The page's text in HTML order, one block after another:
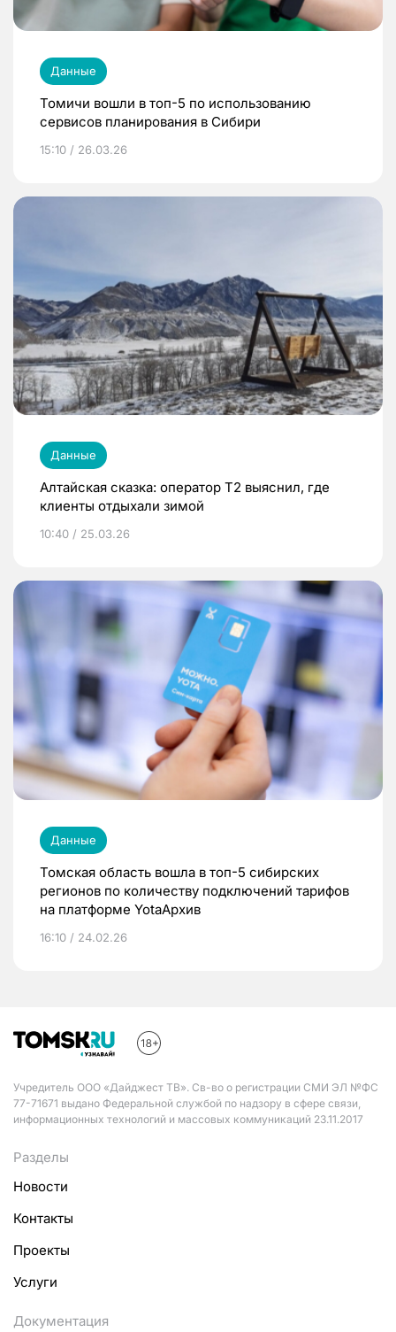
Данные
Томичи вошли в топ-5 по использованию
сервисов планирования в Сибири
15:10 / 26.03.26
Данные
Алтайская сказка: оператор T2 выяснил, где
клиенты отдыхали зимой
10:40 / 25.03.26
Данные
Томская область вошла в топ-5 сибирских
регионов по количеству подключений тарифов
на платформе YotaАрхив
16:10 / 24.02.26
Учредитель ООО «Дайджест ТВ». Св-во о регистрации СМИ ЭЛ №ФС
77-71671 выдано Федеральной службой по надзору в сфере связи,
информационных технологий и массовых коммуникаций 23.11.2017
Разделы
Новости
Контакты
Проекты
Услуги
Документация